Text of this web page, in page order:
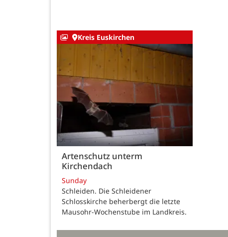
Kreis Euskirchen
Artenschutz unterm
Kirchendach
Sunday
Schleiden. Die Schleidener
Schlosskirche beherbergt die letzte
Mausohr-Wochenstube im Landkreis.